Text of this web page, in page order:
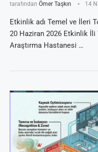
tarafından Ömer Taşkın 14
Etkinlik adı Temel ve İleri
20 Haziran 2026 Etkinlik
Araştırma Hastanesi …